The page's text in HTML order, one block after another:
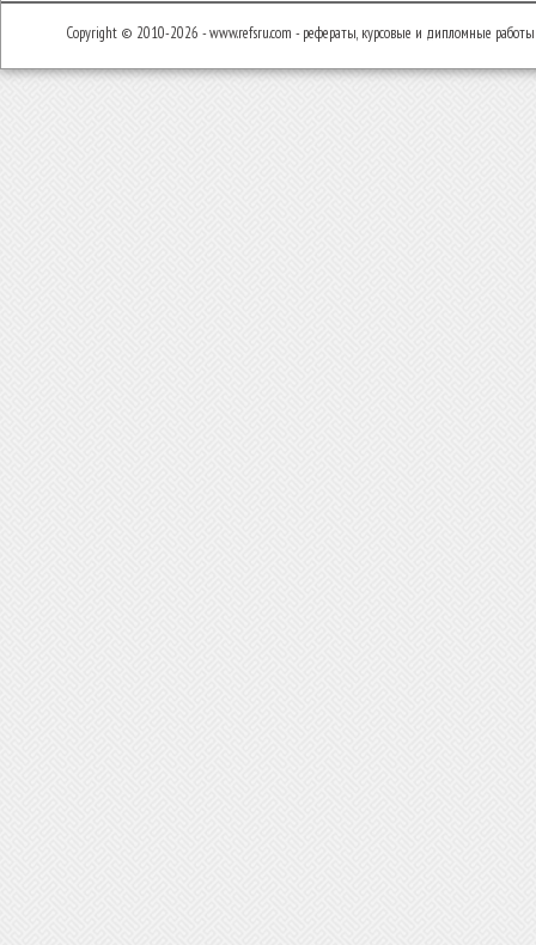
Copyright © 2010-2026 - www.refsru.com - рефераты, курсовые и дипломные работы